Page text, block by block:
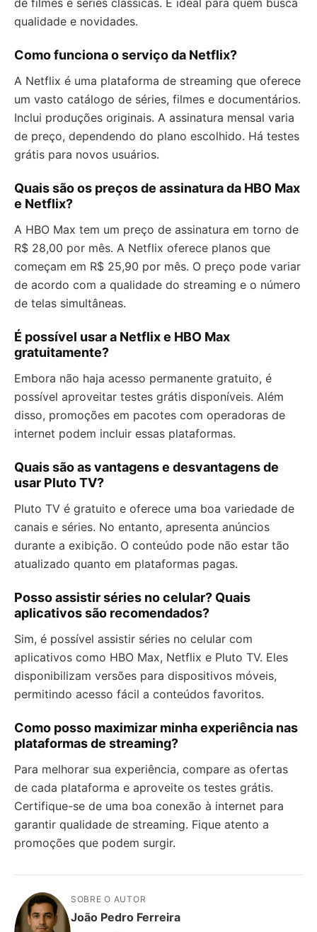
de filmes e séries clássicas. É ideal para quem busca
qualidade e novidades.
Como funciona o serviço da Netflix?
A Netflix é uma plataforma de streaming que oferece
um vasto catálogo de séries, filmes e documentários.
Inclui produções originais. A assinatura mensal varia
de preço, dependendo do plano escolhido. Há testes
grátis para novos usuários.
Quais são os preços de assinatura da HBO Max
e Netflix?
A HBO Max tem um preço de assinatura em torno de
R$ 28,00 por mês. A Netflix oferece planos que
começam em R$ 25,90 por mês. O preço pode variar
de acordo com a qualidade do streaming e o número
de telas simultâneas.
É possível usar a Netflix e HBO Max
gratuitamente?
Embora não haja acesso permanente gratuito, é
possível aproveitar testes grátis disponíveis. Além
disso, promoções em pacotes com operadoras de
internet podem incluir essas plataformas.
Quais são as vantagens e desvantagens de
usar Pluto TV?
Pluto TV é gratuito e oferece uma boa variedade de
canais e séries. No entanto, apresenta anúncios
durante a exibição. O conteúdo pode não estar tão
atualizado quanto em plataformas pagas.
Posso assistir séries no celular? Quais
aplicativos são recomendados?
Sim, é possível assistir séries no celular com
aplicativos como HBO Max, Netflix e Pluto TV. Eles
disponibilizam versões para dispositivos móveis,
permitindo acesso fácil a conteúdos favoritos.
Como posso maximizar minha experiência nas
plataformas de streaming?
Para melhorar sua experiência, compare as ofertas
de cada plataforma e aproveite os testes grátis.
Certifique-se de uma boa conexão à internet para
garantir qualidade de streaming. Fique atento a
promoções que podem surgir.
SOBRE O AUTOR
João Pedro Ferreira